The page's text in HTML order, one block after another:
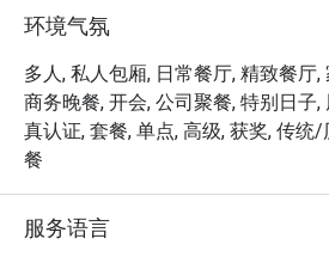
*   "Elegant Ambiance": 在充满艺术
受奢华与亲切兼备的惬意氛围。
*   "Masterful Dim Sum": 品尝由点心
点心，是绝对不容错过的招牌美馔。
⭐ Google 评分：4.1 (156 条评论)
无论是珍贵的家庭聚会、体面的商
的宁静片刻，这里都是您的理想之选
环境气氛
多人, 私人包厢, 日常餐厅, 精致餐厅,
商务晚餐, 开会, 公司聚餐, 特别日子,
真认证, 套餐, 单点, 高级, 获奖, 传统
餐
服务语言